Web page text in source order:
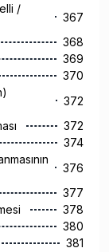
/
367
368
369
370
372
372
374
376
377
378
380
381